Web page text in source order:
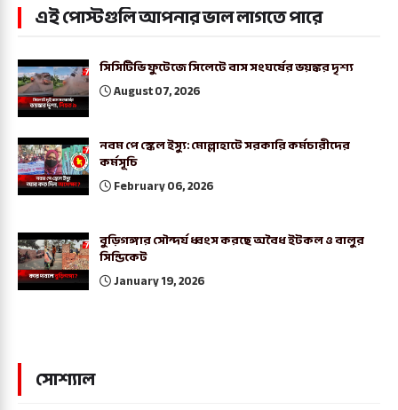
এই পোস্টগুলি আপনার ভাল লাগতে পারে
সিসিটিভি ফুটেজে সিলেটে বাস সংঘর্ষের ভয়ঙ্কর দৃশ্য
August 07, 2026
নবম পে স্কেল ইস্যু: মোল্লাহাটে সরকারি কর্মচারীদের
কর্মসূচি
February 06, 2026
বুড়িগঙ্গার সৌন্দর্য ধ্বংস করছে অবৈধ ইটকল ও বালুর
সিন্ডিকেট
January 19, 2026
সোশ্যাল